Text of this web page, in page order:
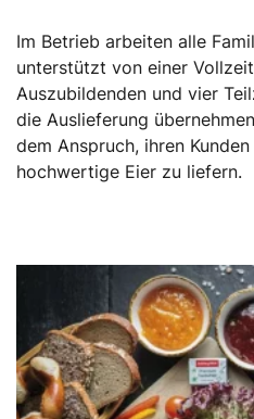
Im Betrieb arbeiten alle
unterstützt von einer
Auszubildenden und vier
die Auslieferung
dem Anspruch, ihren
hochwertige Eier zu liefern.